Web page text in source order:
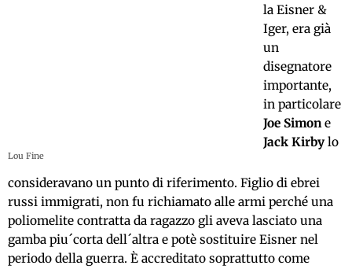
Lou Fine
la Eisner &
Iger, era già
un
disegnatore
importante,
in particolare
Joe Simone
Jack Kirby lo
consideravano un punto di riferimento. Figlio di ebrei
russi immigrati, non fu richiamato alle armi perché una
poliomelite contratta da ragazzo gli aveva lasciato una
gamba piu´corta dell´altra e potè sostituire Eisner nel
periodo della guerra. È accreditato soprattutto come